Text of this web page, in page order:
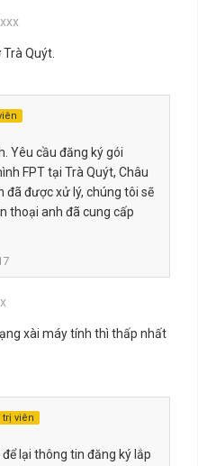
Quýt.
Yêu cầu đăng ký gói
FPT tại Trà Quýt, Châu
đã được xử lý, chúng tôi sẽ
thoại anh đã cung cấp
xài máy tính thì thấp nhất
trị viên
lại thông tin đăng ký lắp